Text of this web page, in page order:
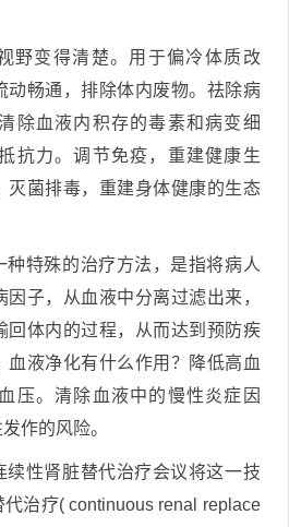
野变得清楚。用于偏冷体质改
动畅通，排除体内废物。祛除病
除血液内积存的毒素和病变细
抗力。调节免疫，重建健康生
灭菌排毒，重建身体健康的生态
种特殊的治疗方法，是指将病人
子，从血液中分离过滤出来，
回体内的过程，从而达到预防疾
血液净化有什么作用？降低高血
压。清除血液中的慢性炎症因
作的风险。
续性肾脏替代治疗会议将这一技
治疗( continuous renal replace